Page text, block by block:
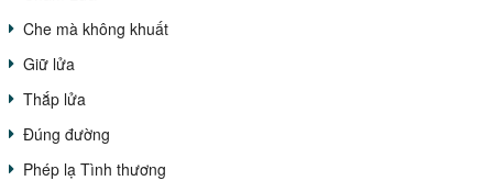
Che mà không khuất
Giữ lửa
Thắp lửa
Đúng đường
Phép lạ Tình thương